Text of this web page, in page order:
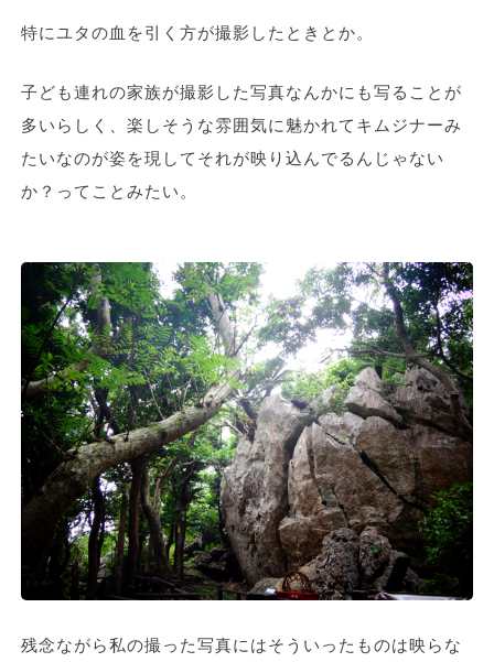
特にユタの血を引く方が撮影したときとか。
子ども連れの家族が撮影した写真なんかにも写ることが
多いらしく、楽しそうな雰囲気に魅かれてキムジナーみ
たいなのが姿を現してそれが映り込んでるんじゃない
か？ってことみたい。
残念ながら私の撮った写真にはそういったものは映らな